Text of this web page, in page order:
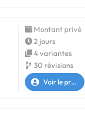
Montant privé
2 jours
4 variantes
30 révisions
Voir le profil